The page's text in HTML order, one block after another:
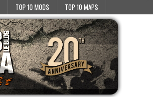
TOP 10 MODS TOP 10 MAPS